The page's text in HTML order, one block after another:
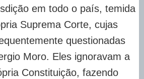
em todo o país, temida
Suprema Corte, cujas
questionadas
Moro. Eles ignoravam a
Constituição, fazendo